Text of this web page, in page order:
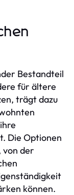
Bestandteil
für ältere
trägt dazu
Die Optionen
von der
können.